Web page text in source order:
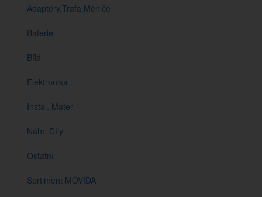
Adaptéry,Trafa,Měniče
Baterie
Bílá
Elektronika
Instal. Mater
Náhr. Díly
Ostatní
Sortiment MOVIDA